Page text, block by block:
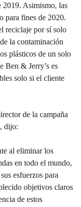
2019. Asimismo, las
para fines de 2020.
reciclaje por sí solo
la contaminación
plásticos de un solo
Ben & Jerry’s es
solo si el cliente
de la campaña
dijo:
al eliminar los
en todo el mundo,
esfuerzos para
objetivos claros
de estos